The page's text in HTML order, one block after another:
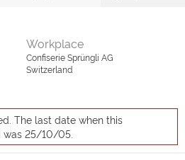
Workplace
Confiserie Sprüngli AG
Switzerland
The last date when this
was 25/10/05.